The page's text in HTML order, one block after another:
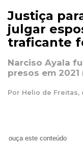
Justiça
julgar
traficante
Narciso Ayala
presos em
Por Helio de Freitas,
ouça este conteúdo